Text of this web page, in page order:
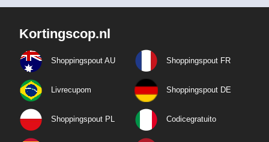
Kortingscop.nl
Shoppingspout AU Shoppingspout FR
Livrecupom Shoppingspout DE
Shoppingspout PL Codicegratuito